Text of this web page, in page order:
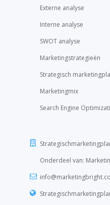
Externe analyse
Interne analyse
SWOT analyse
Marketingstrategieën
Strategisch
Marketingmix
Search Engine
Onderdeel van: